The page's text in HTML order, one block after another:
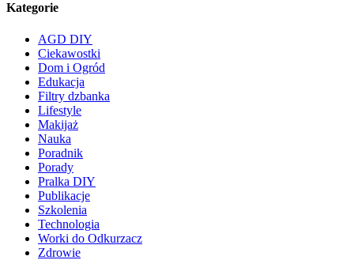
Kategorie
AGD DIY
Ciekawostki
Dom i Ogród
Edukacja
Filtry dzbanka
Lifestyle
Makijaż
Nauka
Poradnik
Porady
Pralka DIY
Publikacje
Szkolenia
Technologia
Worki do Odkurzacz
Zdrowie